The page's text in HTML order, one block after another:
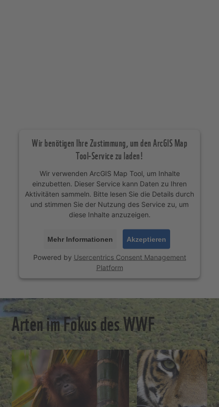
Wir benötigen Ihre Zustimmung, um den ArcGIS Map
Tool-Service zu laden!
Wir verwenden ArcGIS Map Tool, um Inhalte
einzubetten. Dieser Service kann Daten zu Ihren
Aktivitäten sammeln. Bitte lesen Sie die Details durch
und stimmen Sie der Nutzung des Service zu, um
diese Inhalte anzuzeigen.
Mehr Informationen Akzeptieren
Powered by Usercentrics Consent Management
Platform
Arten im Fokus des WWF